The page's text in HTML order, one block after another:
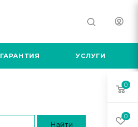
ГАРАНТИЯ УСЛУГИ
0
0